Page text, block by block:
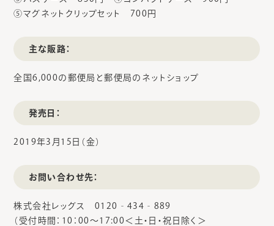
⑤マグネットクリップセット 700円
主な販路：
全国6,000の郵便局と郵便局のネットショップ
発売日：
2019年3月15日（金）
お問い合わせ先：
株式会社レッグス 0120‐434‐889
（受付時間：10：00～17:00＜土・日・祝日除く＞